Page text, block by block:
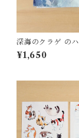
深海のクラゲ の
ットン・すこし大
ーフにも HC25
¥1,650